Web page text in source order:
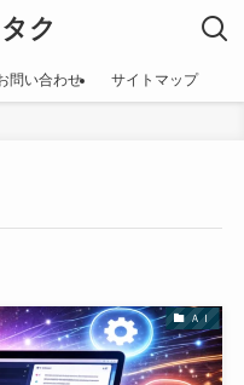
ク
問い合わせ サイトマップ
ＡＩ